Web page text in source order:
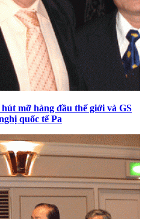
mỡ hàng đầu thế giới và GS
quốc tế Pa